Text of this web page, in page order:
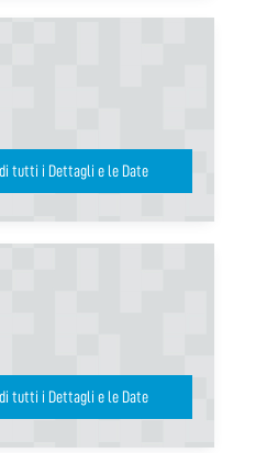
Vedi tutti i Dettagli e le Date
Vedi tutti i Dettagli e le Date